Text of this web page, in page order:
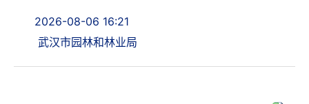
2026-08-06 16:21
武汉市园林和林业局